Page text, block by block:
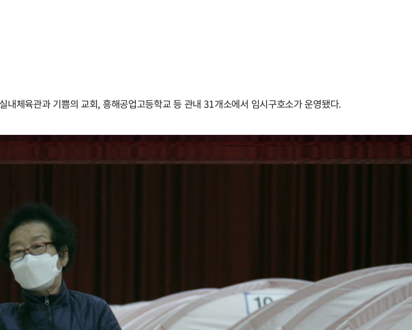
체육관과 기쁨의 교회, 흥해공업고등학교 등 관내 31개소에서 임시구호소가 운영됐다.